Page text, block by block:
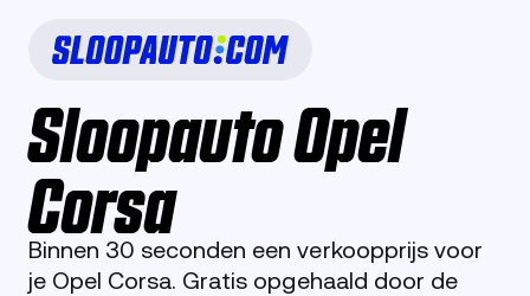
Sloopauto Opel
Corsa
Binnen 30 seconden een verkoopprijs voor
je Opel Corsa. Gratis opgehaald door de